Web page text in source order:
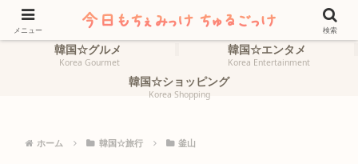
ホーム
HOME
韓国☆旅行
韓国☆グルメ
Korea Gourmet
韓国☆エンタメ
Korea Entertainment
韓国☆ショッピング
Korea Shopping
ホーム 韓国☆旅行 釜山
メニュー 検索